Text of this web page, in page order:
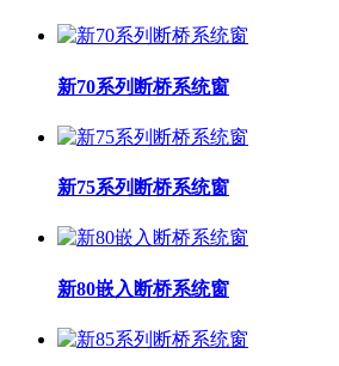
新70系列断桥系统窗
新75系列断桥系统窗
新80嵌入断桥系统窗